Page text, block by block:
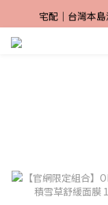
加入
宅配｜台灣本